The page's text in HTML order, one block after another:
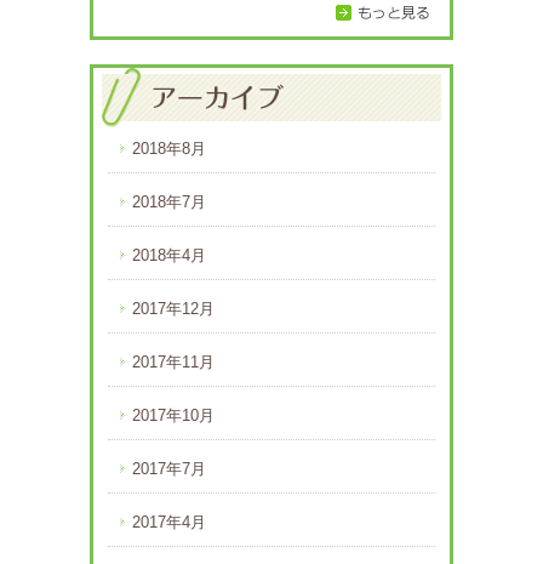
2018年8月
2018年7月
2018年4月
2017年12月
2017年11月
2017年10月
2017年7月
2017年4月